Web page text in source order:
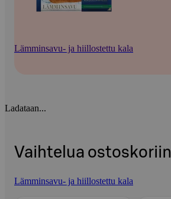
Lämminsavu- ja hiillostettu kala
Ladataan...
Vaihtelua ostoskoriin
Lämminsavu- ja hiillostettu kala